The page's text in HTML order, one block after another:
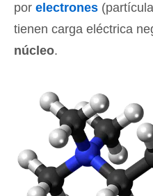
por electrones
tienen carga eléctrica
núcleo.